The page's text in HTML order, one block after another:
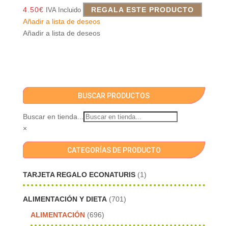
4.50€ IVA Incluido
REGALA ESTE PRODUCTO
Añadir a lista de deseos
Añadir a lista de deseos
BUSCAR PRODUCTOS
Buscar en tienda...
×
CATEGORÍAS DE PRODUCTO
TARJETA REGALO ECONATURIS (1)
ALIMENTACIÓN Y DIETA (701)
ALIMENTACIÓN (696)